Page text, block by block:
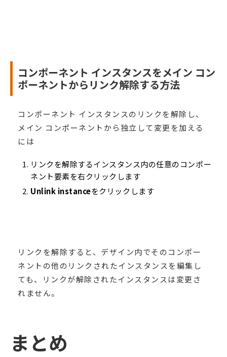
コンポーネント インスタンスをメイン コン
ポーネントからリンク解除する方法
コンポーネント インスタンスのリンクを解除し、
メイン コンポーネントから独立して変更を加える
には
リンクを解除するインスタンス内の任意のコンポー
ネント要素を右クリックします
Unlink instanceをクリックします
リンクを解除すると、デザイン内でそのコンポー
ネントの他のリンクされたインスタンスを編集し
ても、リンクが解除されたインスタンスは変更さ
れません。
まとめ